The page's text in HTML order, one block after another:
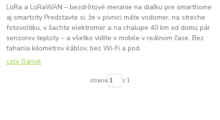
LoRa a LoRaWAN – bezdrôtové meranie na diaľku pre smarthome
aj smartcity Predstavte si, že v pivnici máte vodomer, na streche
fotovoltiku, v šachte elektromer a na chalupe 40 km od domu pár
senzorov teploty – a všetko vidíte v mobile v reálnom čase. Bez
ťahania kilometrov káblov, bez Wi-Fi a pod.
celý článok
strana z 1